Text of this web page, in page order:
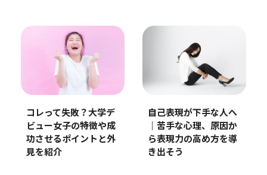
コレって失敗？大学デ
ビュー女子の特徴や成
功させるポイントと外
見を紹介
自己表現が下手な人へ
｜苦手な心理、原因か
ら表現力の高め方を導
き出そう